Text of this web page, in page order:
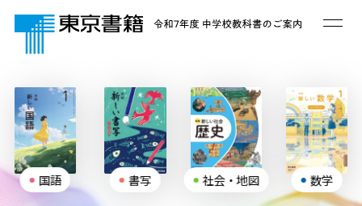
国語 書写 社会・地図 数学